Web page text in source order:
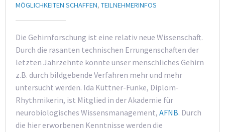
MÖGLICHKEITEN SCHAFFEN, TEILNEHMERINFOS
Die Gehirnforschung ist eine relativ neue Wissenschaft.
Durch die rasanten technischen Errungenschaften der
letzten Jahrzehnte konnte unser menschliches Gehirn
z.B. durch bildgebende Verfahren mehr und mehr
untersucht werden. Ida Küttner-Funke, Diplom-
Rhythmikerin, ist Mitglied in der Akademie für
neurobiologisches Wissensmanagement, AFNB. Durch
die hier erworbenen Kenntnisse werden die